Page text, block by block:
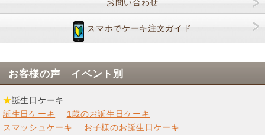
お問い合わせ
スマホでケーキ注文ガイド
お客様の声 イベント別
★誕生日ケーキ
誕生日ケーキ
1歳のお誕生日ケーキ
スマッシュケーキ
お子様のお誕生日ケーキ